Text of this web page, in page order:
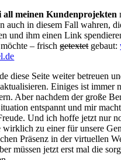
all meinen Kundenprojekten
auch in diesem Fall wahren,
und ihm einen Link
– frischgetextetgebaut:
diese Seite weiter betreuen
Einiges ist immer
Aber nachdem der große
entspannt und mir
Und ich hoffe jetzt nur
wirklich zu einer für unsere
Präsenz in der virtuellen
müssen jetzt erst mal die